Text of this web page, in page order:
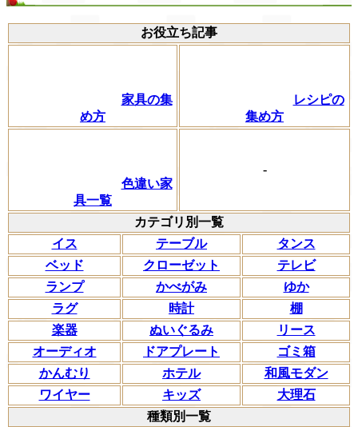
お役立ち記事
家具の集
め方
レシピの
集め方
色違い家
具一覧
-
カテゴリ別一覧
イス
テーブル
タンス
ベッド
クローゼット
テレビ
ランプ
かべがみ
ゆか
ラグ
時計
棚
楽器
ぬいぐるみ
リース
オーディオ
ドアプレート
ゴミ箱
かんむり
ホテル
和風モダン
ワイヤー
キッズ
大理石
種類別一覧